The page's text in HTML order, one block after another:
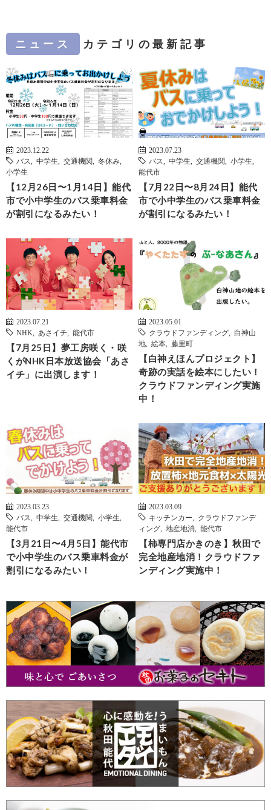
ニュース カテゴリの最新記事
2023.12.22
バス
中学生 交通機関 冬休み
小学生
【12月26日〜1月14日】能代
市で小中学生のバス乗車料金
が割引になるみたい！
2023.07.23
バス
中学生 交通機関 小学生
能代市
【7月22日〜8月24日】能代
市で小中学生のバス乗車料金
が割引になるみたい！
2023.07.21
NHK
あさイチ 能代市
【7月25日】夢工房咲く・咲
くがNHK日本放送協会「あさ
イチ」に出演します！
2023.05.01
クラウドファンディング
白神山
地
絵本 藤里町
【白神えほんプロジェクト】
奇跡の実話を絵本にしたい！
クラウドファンディング実施
中！
2023.03.23
バス
中学生 交通機関 小学生
能代市
【3月21日〜4月5日】能代市
で小中学生のバス乗車料金が
割引になるみたい！
2023.03.09
キッチンカー
クラウドファンデ
ィング
地産地消 能代市
【柿専門店かきのき】秋田で
完全地産地消！クラウドファ
ンディング実施中！